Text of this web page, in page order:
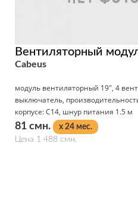
Вентиляторный
Cabeus
модуль вентиляторный 19", 4
выключатель,
корпусе: С14, шнур питания 1.5 м
81 смн.
x 24 мес.
Цена 1 488 смн.